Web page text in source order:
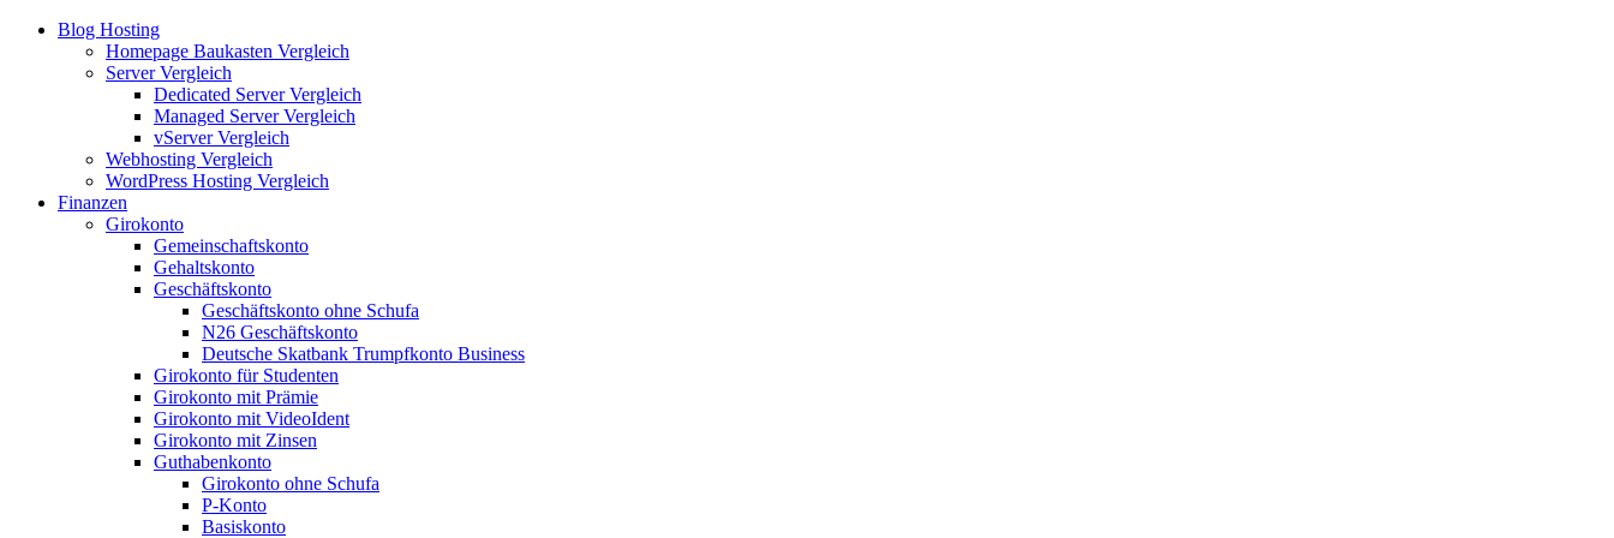
Blog Hosting
Homepage Baukasten Vergleich
Server Vergleich
Dedicated Server Vergleich
Managed Server Vergleich
vServer Vergleich
Webhosting Vergleich
WordPress Hosting Vergleich
Finanzen
Girokonto
Gemeinschaftskonto
Gehaltskonto
Geschäftskonto
Geschäftskonto ohne Schufa
N26 Geschäftskonto
Deutsche Skatbank Trumpfkonto Business
Girokonto für Studenten
Girokonto mit Prämie
Girokonto mit VideoIdent
Girokonto mit Zinsen
Guthabenkonto
Girokonto ohne Schufa
P-Konto
Basiskonto